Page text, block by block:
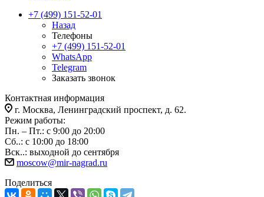
+7 (499) 151-52-01
Назад
Телефоны
+7 (499) 151-52-01
WhatsApp
Telegram
Заказать звонок
Контактная информация
г. Москва, Ленинградский проспект, д. 62.
Режим работы:
Пн. – Пт.: с 9:00 до 20:00
Сб..: с 10:00 до 18:00
Вск..: выходной до сентября
moscow@mir-nagrad.ru
Поделиться